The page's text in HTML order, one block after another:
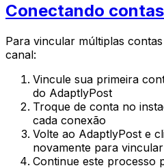
Conectando
Para vincular múltiplas
canal:
Vincule sua primeira
do AdaptlyPost
Troque de conta no
cada conexão
Volte ao AdaptlyPost e
novamente para
Continue este processo